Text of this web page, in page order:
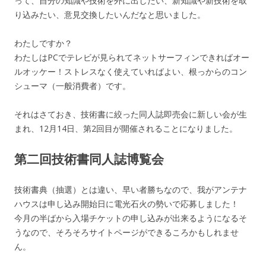
り込みたい、意見交換したいんだなと思いました。
わたしですか？
わたしはPCでテレビが見られてネットサーフィンできればオー
ルオッケー！ストレスなく使えていればよい、根っからのコン
シューマ（一般消費者）です。
それはさておき、技術書に絞った同人誌即売会に新しい会が生
まれ、12月14日、第2回目が開催されることになりました。
第二回技術書同人誌博覧会
技術書典（抽選）とは違い、早い者勝ちなので、我がアンテナ
ハウスは申し込み開始日に電光石火の勢いで応募しました！
今月の半ばから入場チケットの申し込みが出来るようになるそ
うなので、そろそろサイトページができるころかもしれませ
ん。